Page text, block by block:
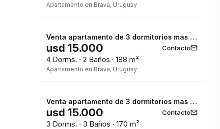
Apartamento en Brava, Uruguay
Venta apartamento de 3 dormitorios mas dependencia frente al Mar
usd 15.000 Contacto
4 Dorms. · 2 Baños · 188 m²
Apartamento en Brava, Uruguay
Venta apartamento de 3 dormitorios mas dependencia, frente a playa Brava.
usd 15.000 Contacto
3 Dorms. · 3 Baños · 170 m²